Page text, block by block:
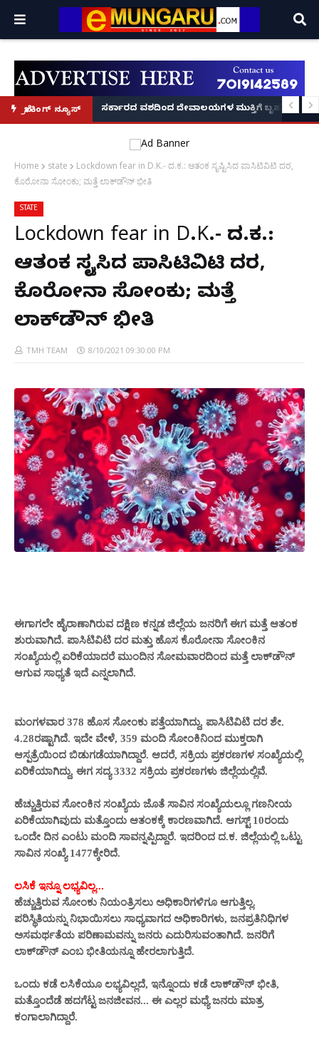
ಬ್ರೇಕಿಂಗ್ ನ್ಯೂಸ್ ಸರ್ಕಾರದ ವಶದಿಂದ ದೇವಾಲಯಗಳ ಮುಕ್ತಿಗೆ ಬೃಹತ್
ನಟ ದರ್ಶನ್‌ಗೆ ಮತ್ತಷ್ಟು ಸಂಕಷ್ಟ: ಪ್ರದೋಷ್
Home state
Lockdown fear in D.K.- ದ.ಕ.: ಆತಂಕ ಸೃಷ್ಟಿಸಿದ ಪಾಸಿಟಿವಿಟಿ ದರ,
ಕೊರೋನಾ ಸೋಂಕು; ಮತ್ತೆ ಲಾಕ್‌ಡೌನ್ ಭೀತಿ
STATE
Lockdown fear in D.K.- ದ.ಕ.:
ಆತಂಕ ಸೃಷ್ಟಿಸಿದ ಪಾಸಿಟಿವಿಟಿ ದರ,
ಕೊರೋನಾ ಸೋಂಕು; ಮತ್ತೆ
ಲಾಕ್‌ಡೌನ್ ಭೀತಿ
TMH TEAM 8/10/2021 09:30:00 PM
ಈಗಾಗಲೇ ಹೈರಾಣಾಗಿರುವ ದಕ್ಷಿಣ ಕನ್ನಡ ಜಿಲ್ಲೆಯ ಜನರಿಗೆ ಈಗ ಮತ್ತೆ ಆತಂಕ
ಶುರುವಾಗಿದೆ. ಪಾಸಿಟಿವಿಟಿ ದರ ಮತ್ತು ಹೊಸ ಕೊರೋನಾ ಸೋಂಕಿನ
ಸಂಖ್ಯೆಯಲ್ಲಿ ಏರಿಕೆಯಾದರೆ ಮುಂದಿನ ಸೋಮವಾರದಿಂದ ಮತ್ತೆ ಲಾಕ್‌ಡೌನ್
ಆಗುವ ಸಾಧ್ಯತೆ ಇದೆ ಎನ್ನಲಾಗಿದೆ.
ಮಂಗಳವಾರ 378 ಹೊಸ ಸೋಂಕು ಪತ್ತೆಯಾಗಿದ್ದು, ಪಾಸಿಟಿವಿಟಿ ದರ ಶೇ.
4.28ರಷ್ಟಾಗಿದೆ. ಇದೇ ವೇಳೆ, 359 ಮಂದಿ ಸೋಂಕಿನಿಂದ ಮುಕ್ತರಾಗಿ
ಆಸ್ಪತ್ರೆಯಿಂದ ಬಿಡುಗಡೆಯಾಗಿದ್ದಾರೆ. ಆದರೆ, ಸಕ್ರಿಯ ಪ್ರಕರಣಗಳ ಸಂಖ್ಯೆಯಲ್ಲಿ
ಏರಿಕೆಯಾಗಿದ್ದು, ಈಗ ಸದ್ಯ 3332 ಸಕ್ರಿಯ ಪ್ರಕರಣಗಳು ಜಿಲ್ಲೆಯಲ್ಲಿವೆ.
ಹೆಚ್ಚುತ್ತಿರುವ ಸೋಂಕಿನ ಸಂಖ್ಯೆಯ ಜೊತೆ ಸಾವಿನ ಸಂಖ್ಯೆಯಲ್ಲೂ ಗಣನೀಯ
ಏರಿಕೆಯಾಗಿವುದು ಮತ್ತೊಂದು ಆತಂಕಕ್ಕೆ ಕಾರಣವಾಗಿದೆ. ಆಗಸ್ಟ್ 10ರಂದು
ಒಂದೇ ದಿನ ಎಂಟು ಮಂದಿ ಸಾವನ್ನಪ್ಪಿದ್ದಾರೆ. ಇದರಿಂದ ದ.ಕ. ಜಿಲ್ಲೆಯಲ್ಲಿ ಒಟ್ಟು
ಸಾವಿನ ಸಂಖ್ಯೆ 1477ಕ್ಕೇರಿದೆ.
ಲಸಿಕೆ ಇನ್ನೂ ಲಭ್ಯವಿಲ್ಲ...
ಹೆಚ್ಚುತ್ತಿರುವ ಸೋಂಕು ನಿಯಂತ್ರಿಸಲು ಅಧಿಕಾರಿಗಳಿಗೂ ಆಗುತ್ತಿಲ್ಲ.
ಪರಿಸ್ಥಿತಿಯನ್ನು ನಿಭಾಯಿಸಲು ಸಾಧ್ಯವಾಗದ ಅಧಿಕಾರಿಗಳು, ಜನಪ್ರತಿನಿಧಿಗಳ
ಅಸಮರ್ಥತೆಯ ಪರಿಣಾಮವನ್ನು ಜನರು ಎದುರಿಸುವಂತಾಗಿದೆ. ಜನರಿಗೆ
ಲಾಕ್‌ಡೌನ್‌ ಎಂಬ ಭೀತಿಯನ್ನೂ ಹೇರಲಾಗುತ್ತಿದೆ.
ಒಂದು ಕಡೆ ಲಸಿಕೆಯೂ ಲಭ್ಯವಿಲ್ಲದೆ, ಇನ್ನೊಂದು ಕಡೆ ಲಾಕ್‌ಡೌನ್ ಭೀತಿ,
ಮತ್ತೊಂದೆಡೆ ಹದಗೆಟ್ಟ ಜನಜೀವನ... ಈ ಎಲ್ಲರ ಮಧ್ಯೆ ಜನರು ಮಾತ್ರ
ಕಂಗಾಲಾಗಿದ್ದಾರೆ.